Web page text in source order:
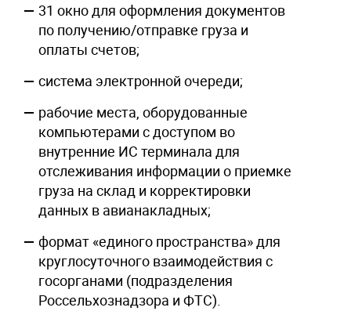
31 окно для оформления документов
по получению/отправке груза и
оплаты счетов;
система электронной очереди;
рабочие места, оборудованные
компьютерами с доступом во
внутренние ИС терминала для
отслеживания информации о приемке
груза на склад и корректировки
данных в авианакладных;
формат «единого пространства» для
круглосуточного взаимодействия с
госорганами (подразделения
Россельхознадзора и ФТС).